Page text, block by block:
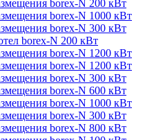
borex-N 200 кВт
borex-N 1000 кВт
borex-N 300 кВт
borex-N 200 кВт
borex-N 1200 кВт
borex-N 1200 кВт
borex-N 300 кВт
borex-N 600 кВт
borex-N 1000 кВт
borex-N 300 кВт
borex-N 800 кВт